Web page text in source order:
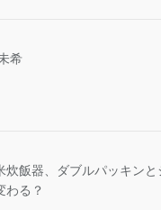
希
炊飯器、ダブルパッキン
わる？